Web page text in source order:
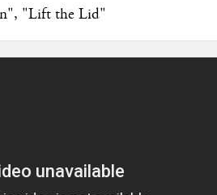
"Lift the Lid"